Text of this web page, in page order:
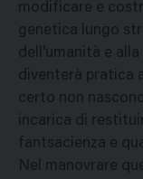
modificare e
genetica lungo
dell'umanità e
diventerà pratica
certo non
incarica di
fantsacienza e
Nel manovrare